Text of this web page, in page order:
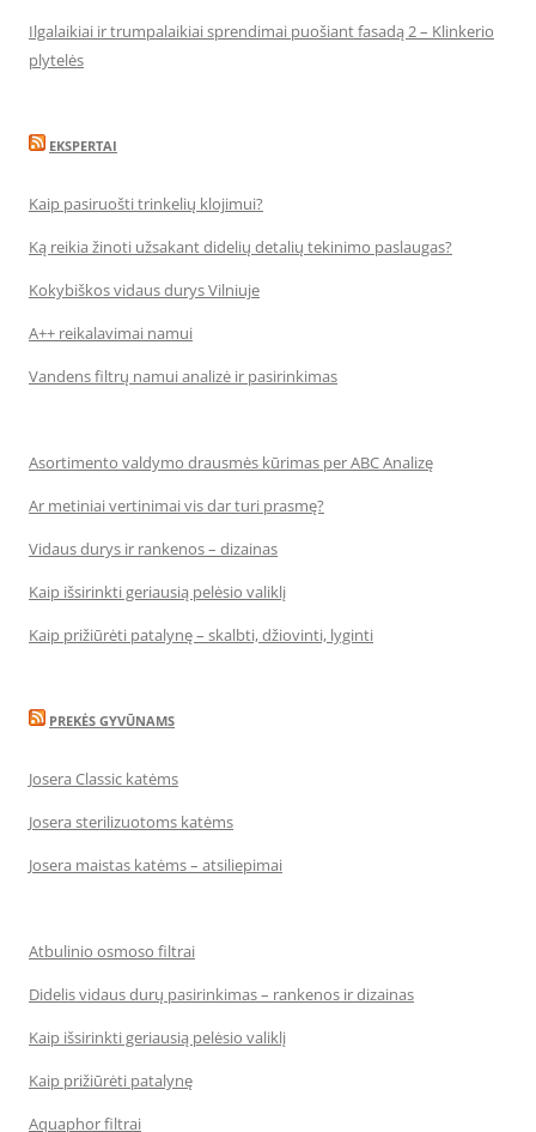
Ilgalaikiai ir trumpalaikiai sprendimai puošiant fasadą 2 – Klinkerio
plytelės
EKSPERTAI
Kaip pasiruošti trinkelių klojimui?
Ką reikia žinoti užsakant didelių detalių tekinimo paslaugas?
Kokybiškos vidaus durys Vilniuje
A++ reikalavimai namui
Vandens filtrų namui analizė ir pasirinkimas
Asortimento valdymo drausmės kūrimas per ABC Analizę
Ar metiniai vertinimai vis dar turi prasmę?
Vidaus durys ir rankenos – dizainas
Kaip išsirinkti geriausią pelėsio valiklį
Kaip prižiūrėti patalynę – skalbti, džiovinti, lyginti
PREKĖS GYVŪNAMS
Josera Classic katėms
Josera sterilizuotoms katėms
Josera maistas katėms – atsiliepimai
Atbulinio osmoso filtrai
Didelis vidaus durų pasirinkimas – rankenos ir dizainas
Kaip išsirinkti geriausią pelėsio valiklį
Kaip prižiūrėti patalynę
Aquaphor filtrai